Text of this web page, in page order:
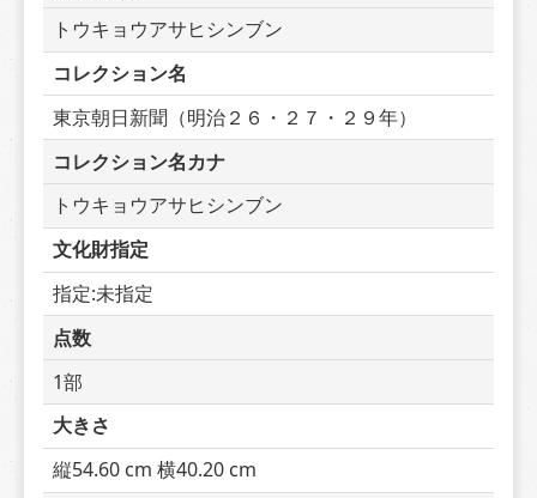
トウキョウアサヒシンブン
コレクション名
東京朝日新聞（明治２６・２７・２９年）
コレクション名カナ
トウキョウアサヒシンブン
文化財指定
指定:未指定
点数
1部
大きさ
縦54.60 cm 横40.20 cm